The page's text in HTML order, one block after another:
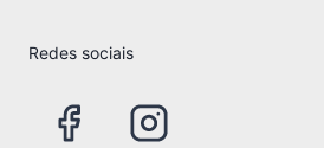
Redes sociais